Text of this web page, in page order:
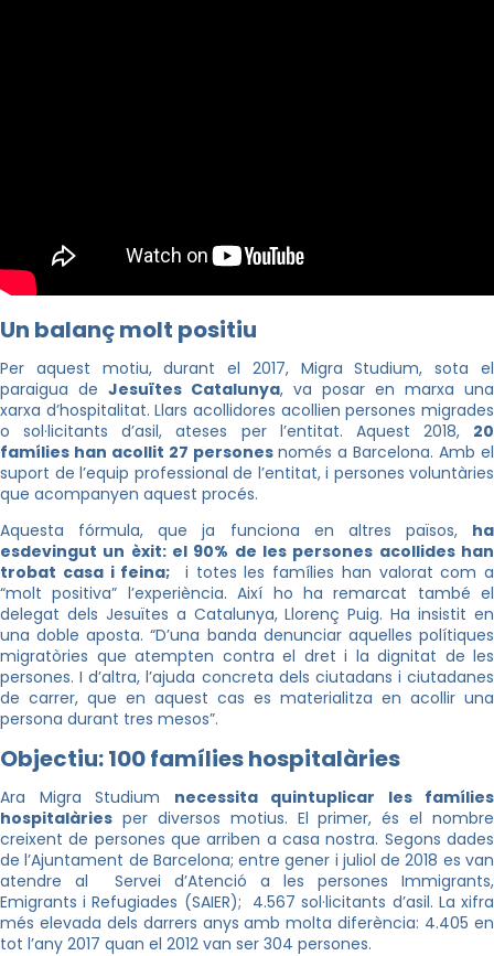
Un balanç molt positiu
Per aquest motiu, durant el 2017, Migra Studium, sota el
paraigua de Jesuïtes Catalunya, va posar en marxa una
xarxa d’hospitalitat. Llars acollidores acollien persones migrades
o sol·licitants d’asil, ateses per l’entitat. Aquest 2018, 20
famílies han acollit 27 persones només a Barcelona. Amb el
suport de l’equip professional de l’entitat, i persones voluntàries
que acompanyen aquest procés.
Aquesta fórmula, que ja funciona en altres països, ha
esdevingut un èxit: el 90% de les persones acollides han
trobat casa i feina; i totes les famílies han valorat com a
“molt positiva” l’experiència. Així ho ha remarcat també el
delegat dels Jesuïtes a Catalunya, Llorenç Puig. Ha insistit en
una doble aposta. “D’una banda denunciar aquelles polítiques
migratòries que atempten contra el dret i la dignitat de les
persones. I d’altra, l’ajuda concreta dels ciutadans i ciutadanes
de carrer, que en aquest cas es materialitza en acollir una
persona durant tres mesos”.
Objectiu: 100 famílies hospitalàries
Ara Migra Studium necessita quintuplicar les famílies
hospitalàries per diversos motius. El primer, és el nombre
creixent de persones que arriben a casa nostra. Segons dades
de l’Ajuntament de Barcelona; entre gener i juliol de 2018 es van
atendre al Servei d’Atenció a les persones Immigrants,
Emigrants i Refugiades (SAIER); 4.567 sol·licitants d’asil. La xifra
més elevada dels darrers anys amb molta diferència: 4.405 en
tot l’any 2017 quan el 2012 van ser 304 persones.